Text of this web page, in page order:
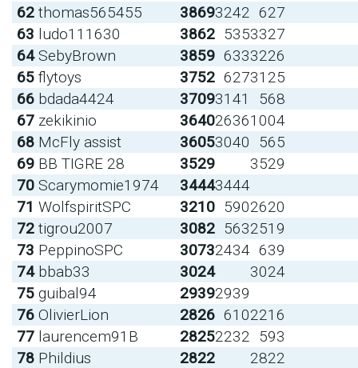
62 thomas565455 38693242 627
63 ludo111630 3862 5353327
64 SebyBrown 3859 6333226
65 flytoys 3752 6273125
66 bdada4424 37093141
568
67 zekikinio 364026361004
68 McFly assist 36053040
565
69 BB TIGRE 28 3529
3529
70 Scarymomie1974 34443444
71 WolfspiritSPC 3210 5902620
72 tigrou2007 3082 5632519
73 PeppinoSPC 30732434 639
74 bbab33 3024
3024
75 guibal94 29392939
76 OlivierLion 2826 6102216
77 laurencem91B 28252232 593
78 Phildius 2822
2822